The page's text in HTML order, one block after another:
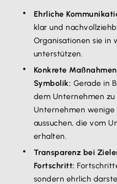
Ehrliche
klar und
Organisationen sie in
unterstützen.
Konkrete
Symbolik: Gerade in
dem Unternehmen
Unternehmen
aussuchen, die vom
erhalten.
Transparenz bei
Fortschritt:
sondern ehrlich